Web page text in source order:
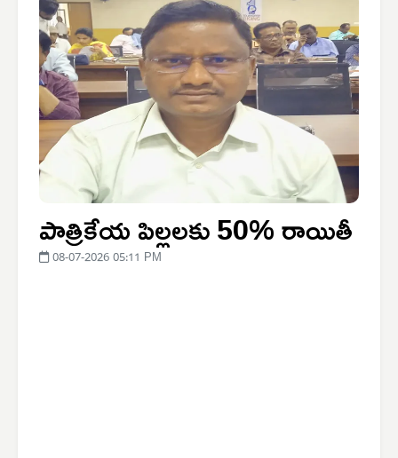
పాత్రికేయ పిల్లలకు 50% రాయితీ
08-07-2026 05:11 PM